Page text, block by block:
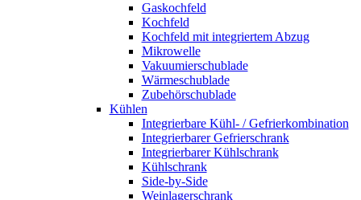
Gaskochfeld
Kochfeld
Kochfeld mit integriertem Abzug
Mikrowelle
Vakuumierschublade
Wärmeschublade
Zubehörschublade
Kühlen
Integrierbare Kühl- / Gefrierkombination
Integrierbarer Gefrierschrank
Integrierbarer Kühlschrank
Kühlschrank
Side-by-Side
Weinlagerschrank